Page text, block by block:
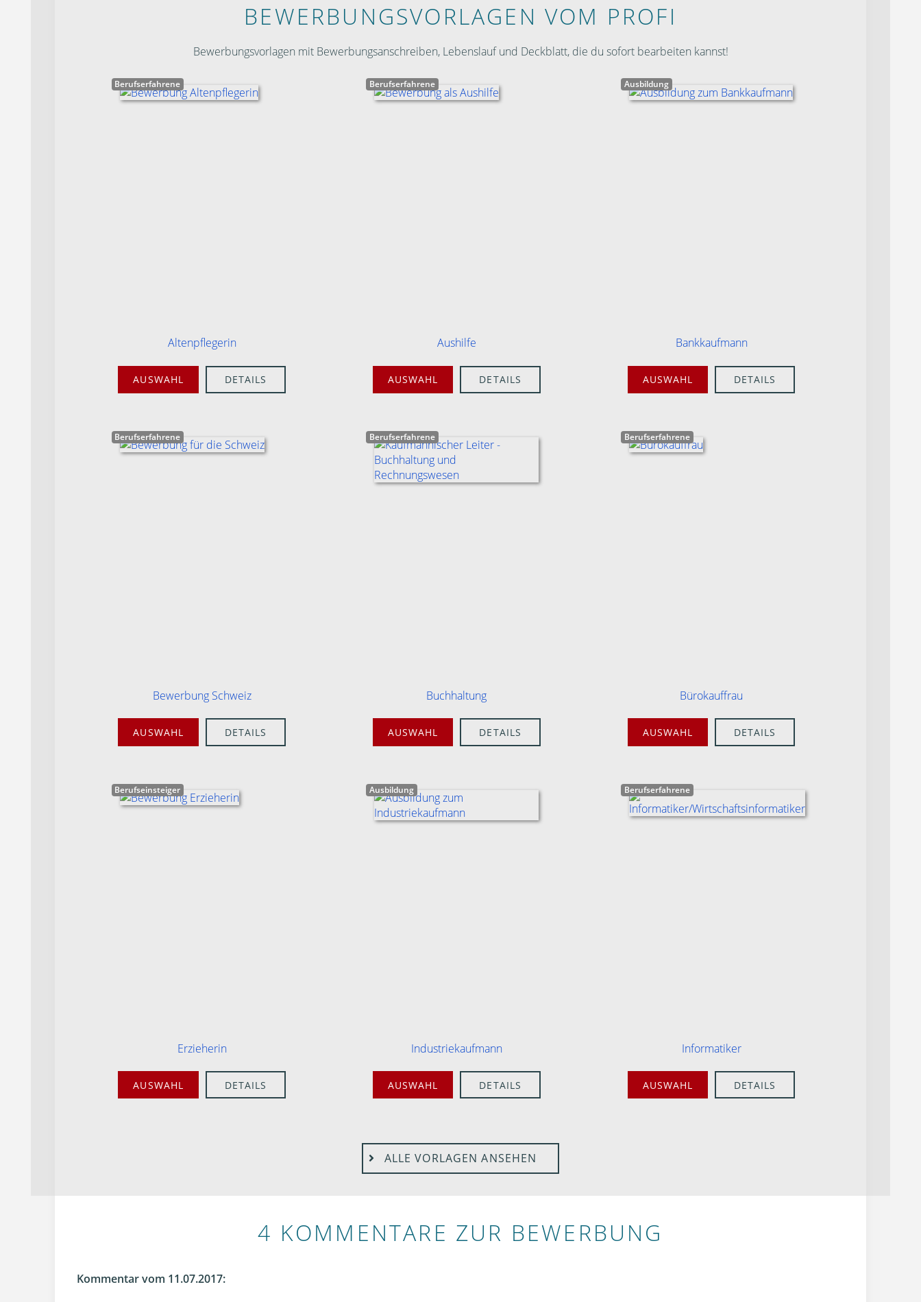
BEWERBUNGS­VORLAGEN VOM PROFI
Bewerbungsvorlagen mit Bewerbungsanschreiben, Lebenslauf und Deckblatt, die du sofort bearbeiten kannst!
Berufserfahrene
Altenpflegerin
AUSWAHL DETAILS
Berufserfahrene
Aushilfe
AUSWAHL DETAILS
Ausbildung
Bankkaufmann
AUSWAHL DETAILS
Berufserfahrene
Bewerbung Schweiz
AUSWAHL DETAILS
Berufserfahrene
Buchhaltung
AUSWAHL DETAILS
Berufserfahrene
Bürokauffrau
AUSWAHL DETAILS
Berufseinsteiger
Erzieherin
AUSWAHL DETAILS
Ausbildung
Industriekaufmann
AUSWAHL DETAILS
Berufserfahrene
Informatiker
AUSWAHL DETAILS
ALLE VORLAGEN ANSEHEN
4 KOMMENTARE ZUR BEWERBUNG
Kommentar vom 11.07.2017: